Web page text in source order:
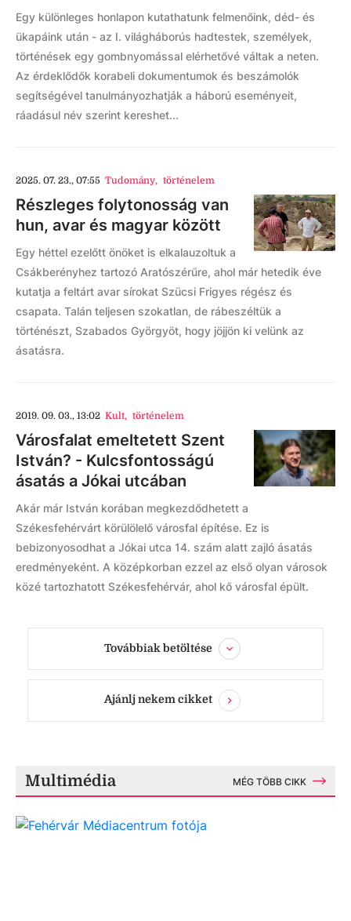
Egy különleges honlapon kutathatunk felmenőink, déd- és
ükapáink után - az I. világháborús hadtestek, személyek,
történések egy gombnyomással elérhetővé váltak a neten.
Az érdeklődők korabeli dokumentumok és beszámolók
segítségével tanulmányozhatják a háború eseményeit,
ráadásul név szerint kereshet...
2025. 07. 23., 07:55 Tudomány, történelem
Részleges folytonosság van
hun, avar és magyar között
Egy héttel ezelőtt önöket is elkalauzoltuk a
Csákberényhez tartozó Aratószérűre, ahol már hetedik éve
kutatja a feltárt avar sírokat Szücsi Frigyes régész és
csapata. Talán teljesen szokatlan, de rábeszéltük a
történészt, Szabados Györgyöt, hogy jöjjön ki velünk az
ásatásra.
2019. 09. 03., 13:02 Kult, történelem
Városfalat emeltetett Szent
István? - Kulcsfontosságú
ásatás a Jókai utcában
Akár már István korában megkezdődhetett a
Székesfehérvárt körülölelő városfal építése. Ez is
bebizonyosodhat a Jókai utca 14. szám alatt zajló ásatás
eredményeként. A középkorban ezzel az első olyan városok
közé tartozhatott Székesfehérvár, ahol kő városfal épült.
Továbbiak betöltése
Ajánlj nekem cikket
Multimédia MÉG TÖBB CIKK